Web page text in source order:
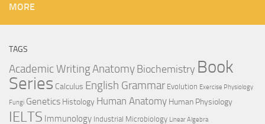
MORE
TAGS
Academic WritingAnatomyBiochemistry Book
Series Calculus English Grammar Evolution Exercise Physiology
Fungi Genetics Histology Human Anatomy Human Physiology
IELTS Immunology Industrial Microbiology Linear Algebra